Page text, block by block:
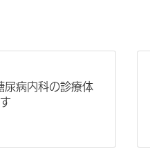
病内科の診療体